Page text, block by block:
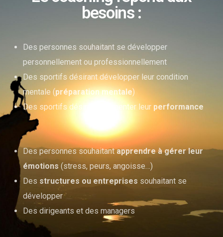
besoins :
Des personnes souhaitant se développer
personnellement ou professionnellement
Des sportifs désirant développer leur condition
mentale (préparation mentale)
Des sportifs désirant augmenter leurperformance
Des personnes souhaitantapprendre à gérer leur
émotions (stress, peurs, angoisse…)
Des structures ou entreprises souhaitant se
développer
Des dirigeants et des managers